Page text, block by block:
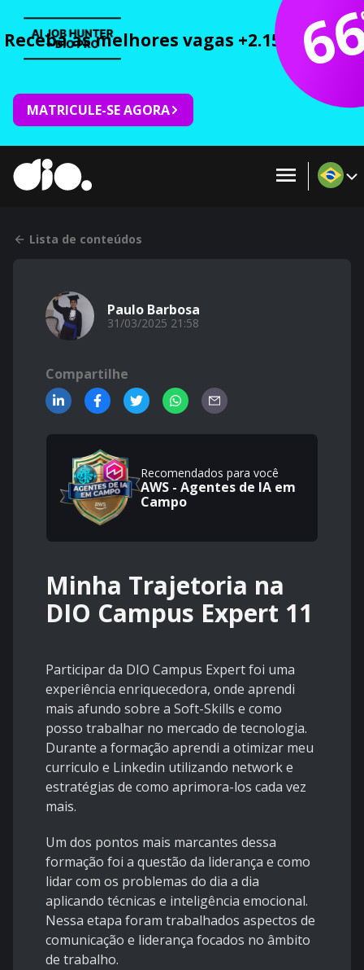
Receba as melhores vagas +2.150 cursos
MATRICULE-SE AGORA
Lista de conteúdos
Paulo Barbosa
31/03/2025 21:58
Compartilhe
Recomendados para você
AWS - Agentes de IA em
Campo
Minha Trajetoria na
DIO Campus Expert 11
Participar da DIO Campus Expert foi uma
experiência enriquecedora, onde aprendi
mais afundo sobre a Soft-Skills e como
posso trabalhar no mercado de tecnologia.
Durante a formação aprendi a otimizar meu
curriculo e Linkedin utilizando network e
estratégias de como aprimora-los cada vez
mais.
Um dos pontos mais marcantes dessa
formação foi a questão da liderança e como
lidar com os problemas do dia a dia
aplicando técnicas e inteligência emocional.
Nessa etapa foram trabalhados aspectos de
comunicação e liderança focados no âmbito
de trabalho.